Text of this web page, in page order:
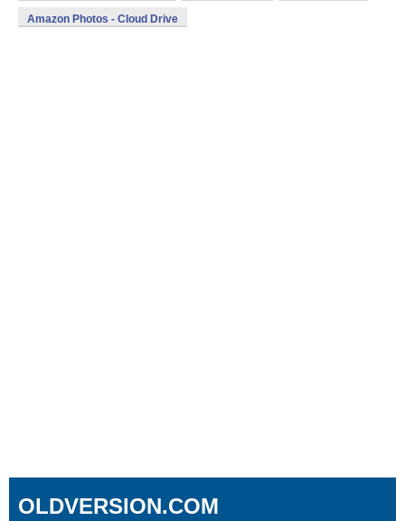
Amazon Photos - Cloud Drive
OLDVERSION.COM